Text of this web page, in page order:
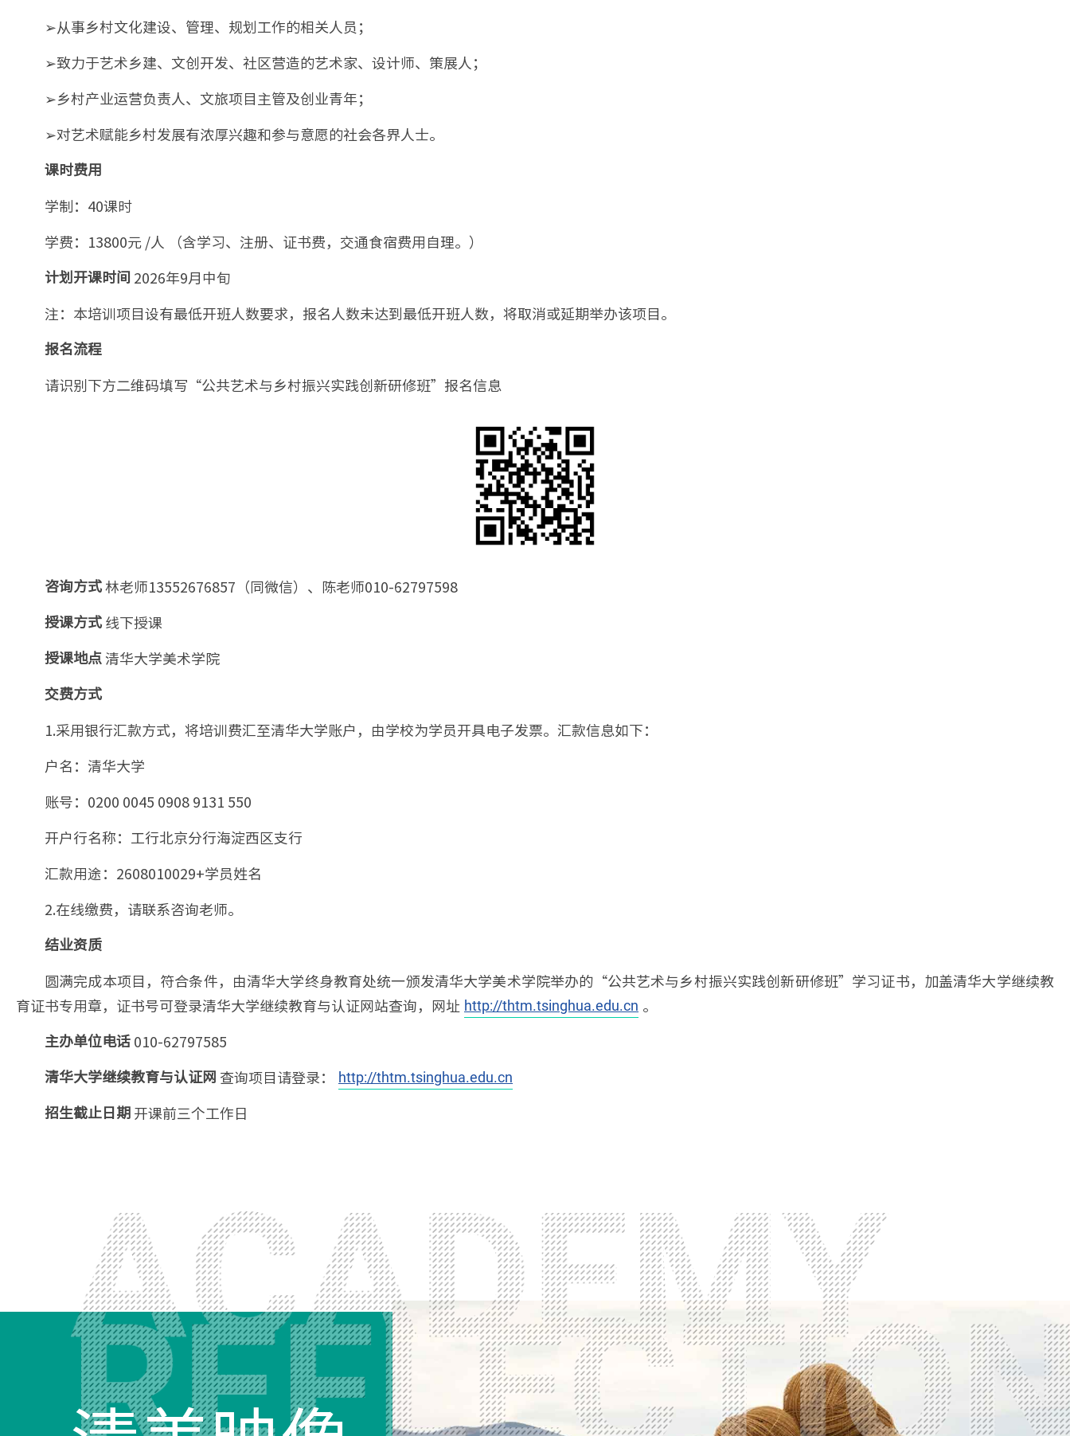
➢从事乡村文化建设、管理、规划工作的相关人员；
➢致力于艺术乡建、文创开发、社区营造的艺术家、设计师、策展人；
➢乡村产业运营负责人、文旅项目主管及创业青年；
➢对艺术赋能乡村发展有浓厚兴趣和参与意愿的社会各界人士。
课时费用
学制：40课时
学费：13800元 /人 （含学习、注册、证书费，交通食宿费用自理。）
计划开课时间 2026年9月中旬
注：本培训项目设有最低开班人数要求，报名人数未达到最低开班人数，将取消或延期举办该项目。
报名流程
请识别下方二维码填写“公共艺术与乡村振兴实践创新研修班”报名信息
咨询方式林老师13552676857（同微信）、陈老师010-62797598
授课方式 线下授课
授课地点 清华大学美术学院
交费方式
1.采用银行汇款方式，将培训费汇至清华大学账户，由学校为学员开具电子发票。汇款信息如下：
户名：清华大学
账号：0200 0045 0908 9131 550
开户行名称：工行北京分行海淀西区支行
汇款用途：2608010029+学员姓名
2.在线缴费，请联系咨询老师。
结业资质
圆满完成本项目，符合条件，由清华大学终身教育处统一颁发清华大学美术学院举办的“公共艺术与乡村振兴实践创新研修班”学习证书，加盖清华大学继续教
育证书专用章，证书号可登录清华大学继续教育与认证网站查询，网址 http://thtm.tsinghua.edu.cn 。
主办单位电话 010-62797585
清华大学继续教育与认证网 查询项目请登录： http://thtm.tsinghua.edu.cn
招生截止日期 开课前三个工作日